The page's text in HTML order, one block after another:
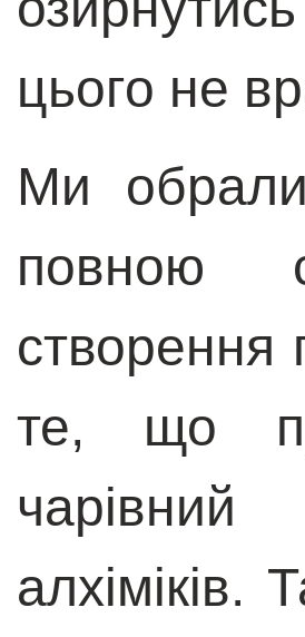
цього не
Ми
повною
створення
те, що
чарівний
алхіміків.